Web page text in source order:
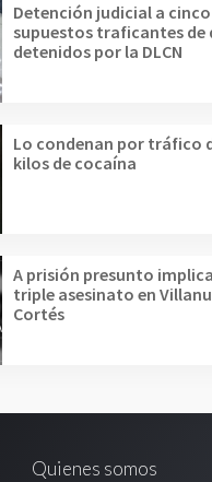
Detención judicial a cinco
supuestos traficantes de
detenidos por la DLCN
Lo condenan por tráfico
kilos de cocaína
A prisión presunto
triple asesinato en
Cortés
Quienes somos